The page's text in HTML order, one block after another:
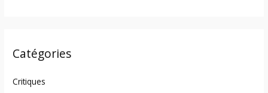
Catégories
Critiques